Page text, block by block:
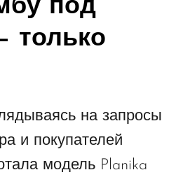
под
только
на запросы
и покупателей
модель Planika